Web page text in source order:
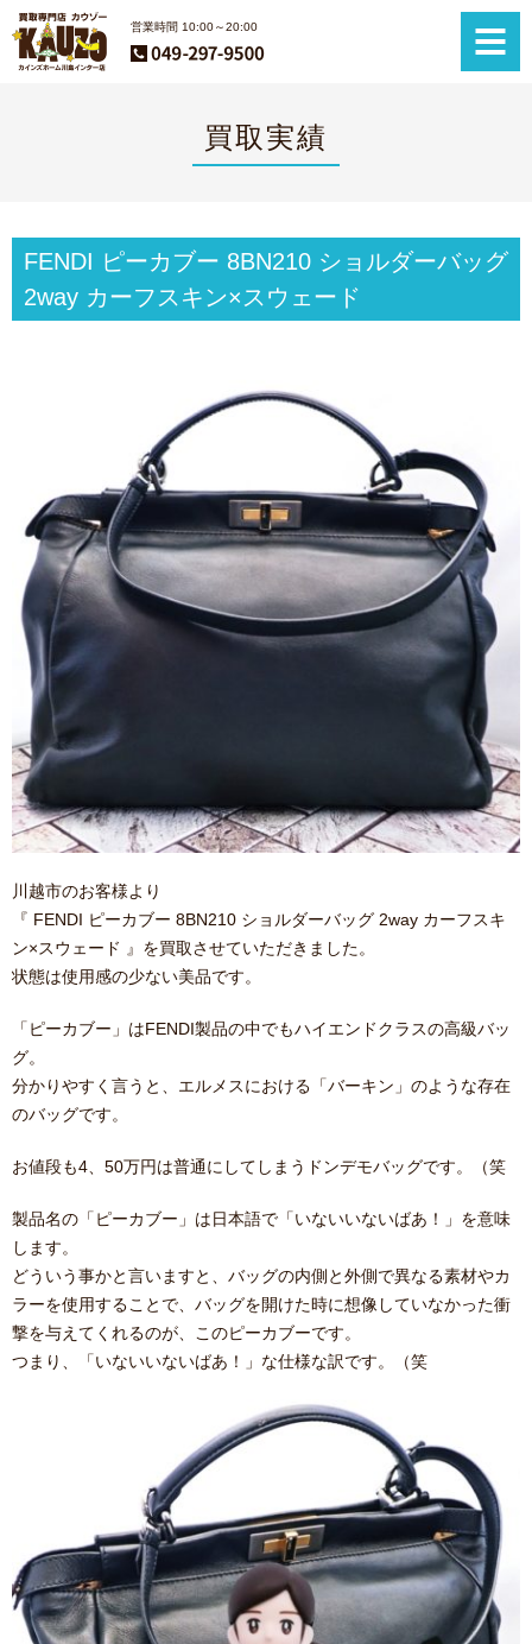
営業時間 10:00～20:00
買取実績
FENDI ピーカブー 8BN210 ショルダーバッグ
2way カーフスキン×スウェード
川越市のお客様より
『 FENDI ピーカブー 8BN210 ショルダーバッグ 2way カーフスキ
ン×スウェード 』を買取させていただきました。
状態は使用感の少ない美品です。
「ピーカブー」はFENDI製品の中でもハイエンドクラスの高級バッ
グ。
分かりやすく言うと、エルメスにおける「バーキン」のような存在
のバッグです。
お値段も4、50万円は普通にしてしまうドンデモバッグです。（笑
製品名の「ピーカブー」は日本語で「いないいないばあ！」を意味
します。
どういう事かと言いますと、バッグの内側と外側で異なる素材やカ
ラーを使用することで、バッグを開けた時に想像していなかった衝
撃を与えてくれるのが、このピーカブーです。
つまり、「いないいないばあ！」な仕様な訳です。（笑